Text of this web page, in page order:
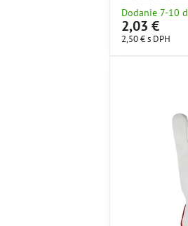
Dodanie 7-10
2,03 €
2,50 €s DPH